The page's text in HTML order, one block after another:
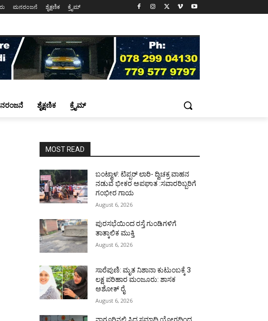
ಮನರಂಜನೆ ಶೈಕ್ಷಣಿಕ ಕ್ರೈಮ್
ಶೈಕ್ಷಣಿಕ ಕ್ರೈಮ್
MOST READ
ಬಂಟ್ವಾಳ: ಟಿಪ್ಪರ್ ಲಾರಿ- ದ್ವಿಚಕ್ರ ವಾಹನ
ನಡುವೆ ಭೀಕರ ಅಪಘಾತ :ಸವಾರರಿಬ್ಬರಿಗೆ
ಗಂಭೀರ ಗಾಯ
August 6, 2026
ಪುರಸಭೆಯಿಂದ ರಸ್ತೆ ಗುಂಡಿಗಳಿಗೆ
ತಾತ್ಕಾಲಿಕ ಮುಕ್ತಿ
August 6, 2026
ಸಾರೆಪುಣಿ: ಮೃತ ನಿಶಾನಾ ಕುಟುಂಬಕ್ಕೆ 3
ಲಕ್ಷ ಪರಿಹಾರ ಮಂಜೂರು: ಶಾಸಕ
ಅಶೋಕ್ ರೈ
August 6, 2026